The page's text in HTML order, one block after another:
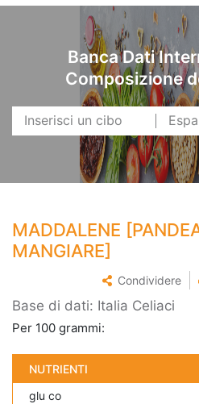
Banca Dati
Composizione
MADDALENE
MANGIARE]
Condividere
Base di dati: Italia Celiaci
Per 100 grammi:
NUTRIENTI
glu co